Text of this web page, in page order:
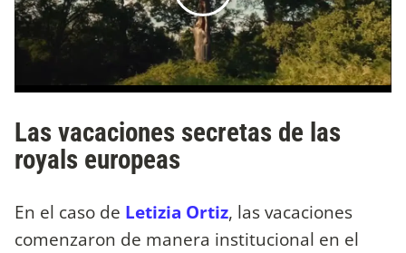
Las vacaciones secretas de las
royals europeas
En el caso de Letizia Ortiz, las vacaciones
comenzaron de manera institucional en el